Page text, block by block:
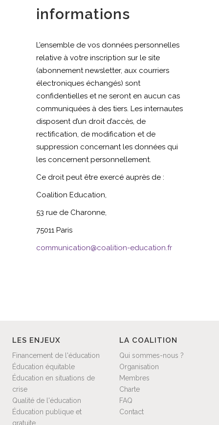
informations
L’ensemble de vos données personnelles
relative à votre inscription sur le site
(abonnement newsletter, aux courriers
électroniques échangés) sont
confidentielles et ne seront en aucun cas
communiquées à des tiers. Les internautes
disposent d’un droit d’accès, de
rectification, de modification et de
suppression concernant les données qui
les concernent personnellement.
Ce droit peut être exercé auprès de :
Coalition Education,
53 rue de Charonne,
75011 Paris
communication@coalition-education.fr
LES ENJEUX
Financement de l'éducation
Éducation équitable
Éducation en situations de
crise
Qualité de l'éducation
Éducation publique et
gratuite
LA COALITION
Qui sommes-nous ?
Organisation
Membres
Charte
FAQ
Contact